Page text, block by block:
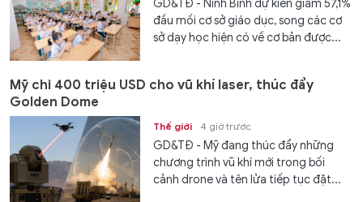
GD&TĐ - Ninh Bình dự kiến giảm 57,1%
đầu mối cơ sở giáo dục, song các cơ
sở dạy học hiện có về cơ bản được...
Mỹ chi 400 triệu USD cho vũ khí laser, thúc đẩy
Golden Dome
Thế giới 4 giờ trước
GD&TĐ - Mỹ đang thúc đẩy những
chương trình vũ khí mới trong bối
cảnh drone và tên lửa tiếp tục đặt...